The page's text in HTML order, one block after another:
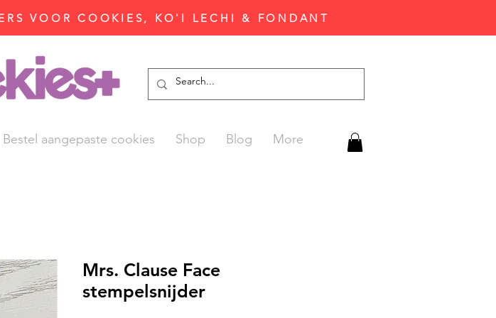
VOOR COOKIES, KO'I LECHI & FONDANT
Bestel aangepaste cookies Shop Blog More
Mrs. Clause Face
stempelsnijder